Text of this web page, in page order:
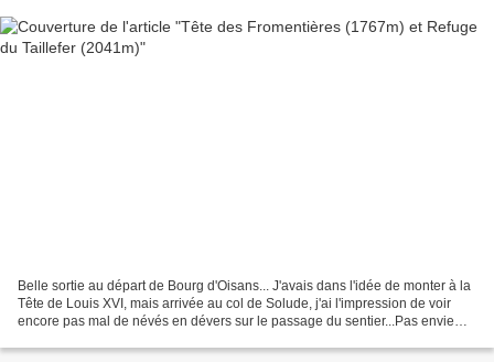
Belle sortie au départ de Bourg d'Oisans... J'avais dans l'idée de monter à la
Tête de Louis XVI, mais arrivée au col de Solude, j'ai l'impression de voir
encore pas mal de névés en dévers sur le passage du sentier...Pas envie